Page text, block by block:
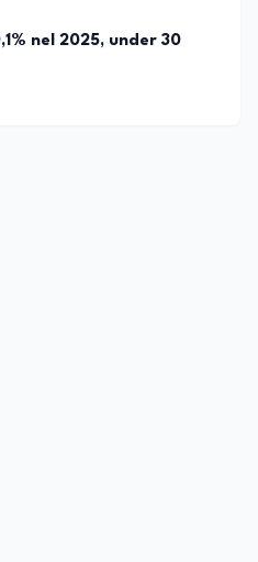
nel 2025, under 30